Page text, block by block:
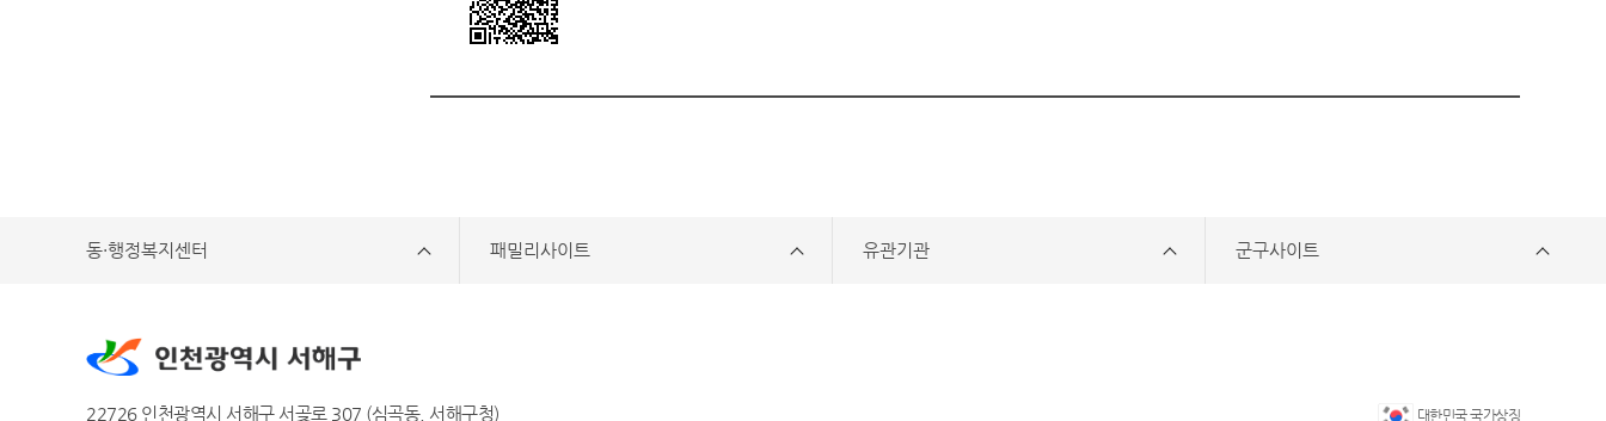
동·행정복지센터 패밀리사이트 유관기관 군구사이트
22726 인천광역시 서해구 서곶로 307 (심곡동, 서해구청) 대한민국 국가상징